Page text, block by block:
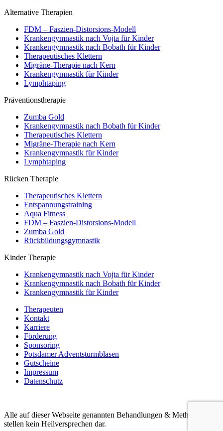
Alternative Therapien
FDM – Faszien-Distorsions-Modell
Krankengymnastik nach Vojta für Kinder
Krankengymnastik nach Bobath für Kinder
Therapeutisches Klettern
Migräne-Therapie nach Kern
Krankengymnastik für Kinder
Lymphtaping
Präventionstherapie
Zumba Gold
Krankengymnastik nach Bobath für Kinder
Therapeutisches Klettern
Migräne-Therapie nach Kern
Krankengymnastik für Kinder
Lymphtaping
Rücken Therapie
Therapeutisches Klettern
Entspannungstraining
Aqua Fitness
FDM – Faszien-Distorsions-Modell
Zumba Gold
Rückbildungsgymnastik
Kinder Therapie
Krankengymnastik nach Vojta für Kinder
Krankengymnastik nach Bobath für Kinder
Krankengymnastik für Kinder
Therapeuten
Kontakt
Karriere
Förderung
Sponsoring
Potsdamer Adventsturmblasen
Gutscheine
Impressum
Datenschutz
Alle auf dieser Webseite genannten Behandlungen & Methoden
stellen kein Heilversprechen dar.